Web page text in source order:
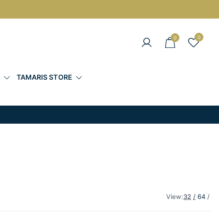
0 0
TAMARIS STORE
View:32 64